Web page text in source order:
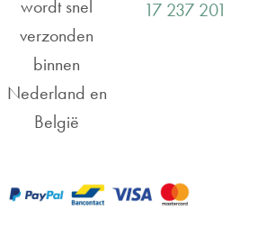
een fikse regenbui zat het nog
GMT+0000 (Coordinated
wordt snel
verzonden
binnen
Nederland en
België
17 237 201